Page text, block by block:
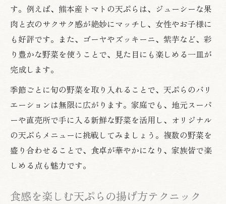
す。例えば、熊本産トマトの天ぷらは、ジューシーな果
肉と衣のサクサク感が絶妙にマッチし、女性やお子様に
も好評です。また、ゴーヤやズッキーニ、紫芋など、彩
り豊かな野菜を使うことで、見た目にも楽しめる一皿が
完成します。
季節ごとに旬の野菜を取り入れることで、天ぷらのバリ
エーションは無限に広がります。家庭でも、地元スーパ
ーや直売所で手に入る新鮮な野菜を活用し、オリジナル
の天ぷらメニューに挑戦してみましょう。複数の野菜を
盛り合わせることで、食卓が華やかになり、家族皆で楽
しめる点も魅力です。
食感を楽しむ天ぷらの揚げ方テクニック